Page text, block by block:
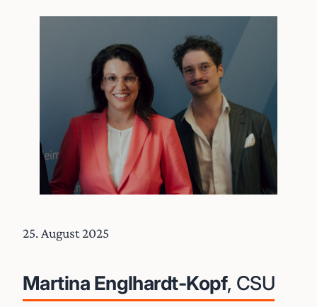
25. August 2025
Martina Englhardt-Kopf, CSU